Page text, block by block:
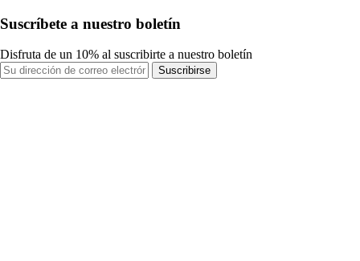
Suscríbete a nuestro boletín
Disfruta de un 10% al suscribirte a nuestro boletín
Suscribirse